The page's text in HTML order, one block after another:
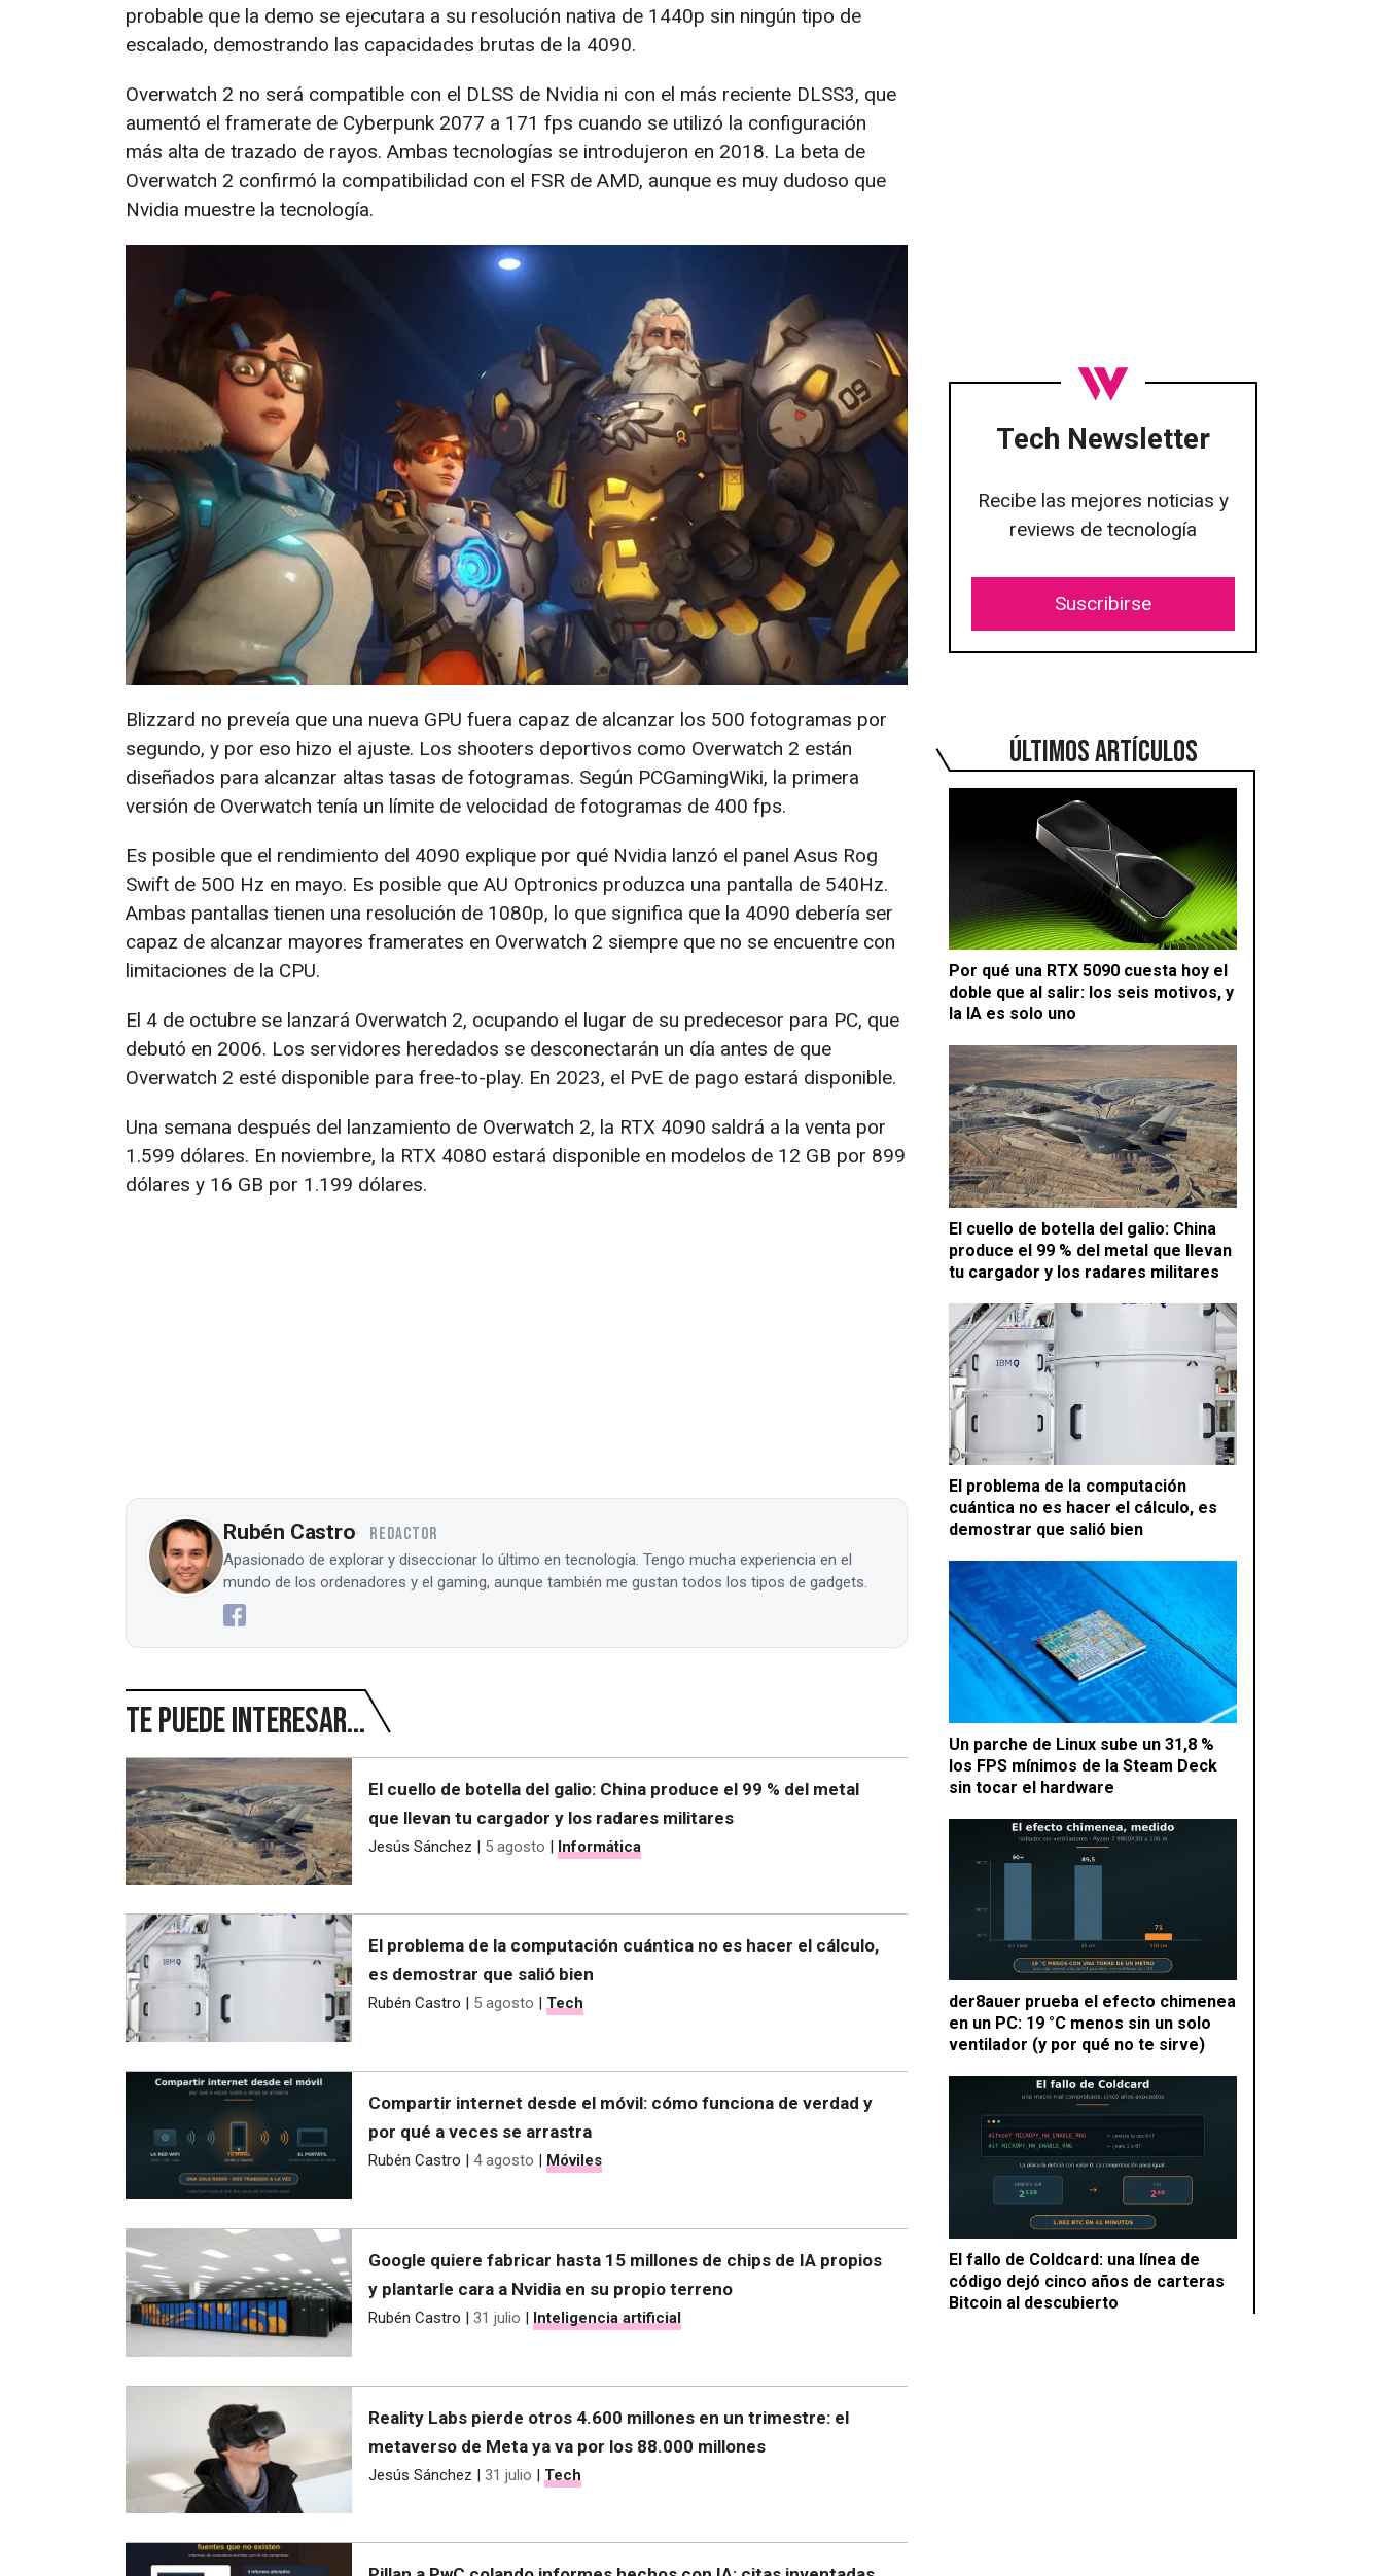
Tech Newsletter
Recibe las mejores noticias y
reviews de tecnología
Suscribirse
ÚLTIMOS ARTÍCULOS
Por qué una RTX 5090 cuesta hoy el
doble que al salir: los seis motivos, y
la IA es solo uno
El cuello de botella del galio: China
produce el 99 % del metal que llevan
tu cargador y los radares militares
El problema de la computación
cuántica no es hacer el cálculo, es
demostrar que salió bien
Un parche de Linux sube un 31,8 %
los FPS mínimos de la Steam Deck
sin tocar el hardware
der8auer prueba el efecto chimenea
en un PC: 19 °C menos sin un solo
ventilador (y por qué no te sirve)
El fallo de Coldcard: una línea de
código dejó cinco años de carteras
Bitcoin al descubierto
probable que la demo se ejecutara a su resolución nativa de 1440p sin ningún tipo de
escalado, demostrando las capacidades brutas de la 4090.
Overwatch 2 no será compatible con el DLSS de Nvidia ni con el más reciente DLSS3, que
aumentó el framerate de Cyberpunk 2077 a 171 fps cuando se utilizó la configuración
más alta de trazado de rayos. Ambas tecnologías se introdujeron en 2018. La beta de
Overwatch 2 confirmó la compatibilidad con el FSR de AMD, aunque es muy dudoso que
Nvidia muestre la tecnología.
Blizzard no preveía que una nueva GPU fuera capaz de alcanzar los 500 fotogramas por
segundo, y por eso hizo el ajuste. Los shooters deportivos como Overwatch 2 están
diseñados para alcanzar altas tasas de fotogramas. Según PCGamingWiki, la primera
versión de Overwatch tenía un límite de velocidad de fotogramas de 400 fps.
Es posible que el rendimiento del 4090 explique por qué Nvidia lanzó el panel Asus Rog
Swift de 500 Hz en mayo. Es posible que AU Optronics produzca una pantalla de 540Hz.
Ambas pantallas tienen una resolución de 1080p, lo que significa que la 4090 debería ser
capaz de alcanzar mayores framerates en Overwatch 2 siempre que no se encuentre con
limitaciones de la CPU.
El 4 de octubre se lanzará Overwatch 2, ocupando el lugar de su predecesor para PC, que
debutó en 2006. Los servidores heredados se desconectarán un día antes de que
Overwatch 2 esté disponible para free-to-play. En 2023, el PvE de pago estará disponible.
Una semana después del lanzamiento de Overwatch 2, la RTX 4090 saldrá a la venta por
1.599 dólares. En noviembre, la RTX 4080 estará disponible en modelos de 12 GB por 899
dólares y 16 GB por 1.199 dólares.
Rubén Castro REDACTOR
Apasionado de explorar y diseccionar lo último en tecnología. Tengo mucha experiencia en el
mundo de los ordenadores y el gaming, aunque también me gustan todos los tipos de gadgets.
Te puede interesar...
El cuello de botella del galio: China produce el 99 % del metal
que llevan tu cargador y los radares militares
Jesús Sánchez | 5 agosto | Informática
El problema de la computación cuántica no es hacer el cálculo,
es demostrar que salió bien
Rubén Castro 5 agosto Tech
Compartir internet desde el móvil: cómo funciona de verdad y
por qué a veces se arrastra
Rubén Castro | 4 agosto | Móviles
Google quiere fabricar hasta 15 millones de chips de IA propios
y plantarle cara a Nvidia en su propio terreno
Rubén Castro | 31 julio | Inteligencia artificial
Reality Labs pierde otros 4.600 millones en un trimestre: el
metaverso de Meta ya va por los 88.000 millones
Jesús Sánchez | 31 julio | Tech